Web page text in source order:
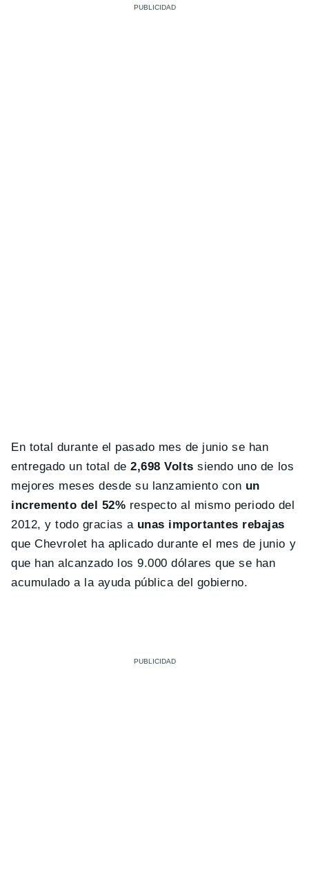
En total durante el pasado mes de junio se han
entregado un total de2,698 Volts siendo uno de los
mejores meses desde su lanzamiento con un
incremento del 52% respecto al mismo periodo del
2012, y todo gracias a unas importantes rebajas
que Chevrolet ha aplicado durante el mes de junio y
que han alcanzado los 9.000 dólares que se han
acumulado a la ayuda pública del gobierno.